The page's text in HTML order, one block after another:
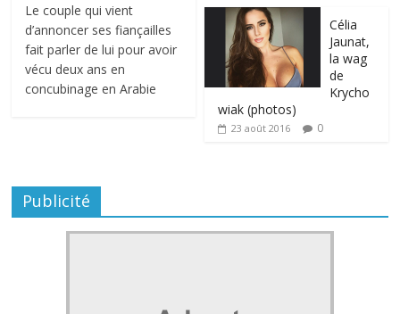
Le couple qui vient
d’annoncer ses fiançailles
fait parler de lui pour avoir
vécu deux ans en
concubinage en Arabie
Célia
Jaunat,
la wag
de
Krycho
wiak (photos)
23 août 2016 0
Publicité